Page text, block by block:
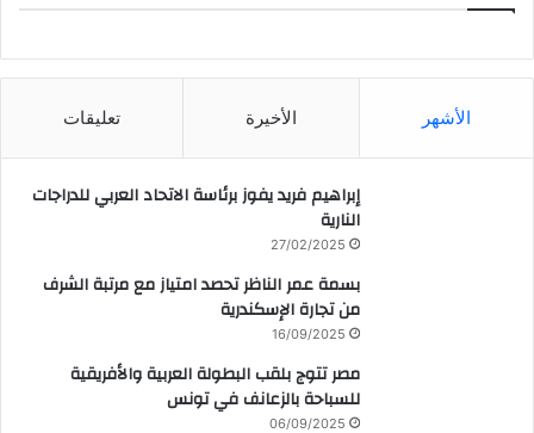
الأشهر الأخيرة تعليقات
إبراهيم فريد يفوز برئاسة الاتحاد العربي للدراجات
النارية
27/02/2025
بسمة عمر الناظر تحصد امتياز مع مرتبة الشرف
من تجارة الإسكندرية
16/09/2025
مصر تتوج بلقب البطولة العربية والأفريقية
للسباحة بالزعانف في تونس
06/09/2025